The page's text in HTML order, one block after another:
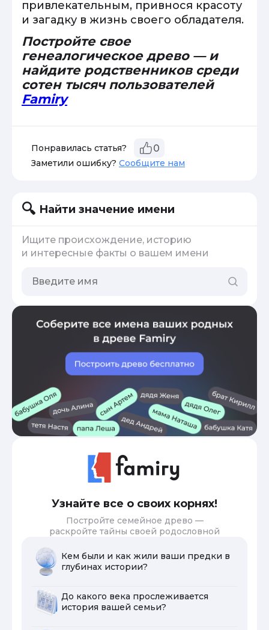
привлекательным, привнося красоту
и загадку в жизнь своего обладателя.
Постройте свое
генеалогическое древо — и
найдите родственников среди
сотен тысяч пользователей
Famiry
Понравилась статья? 0
Заметили ошибку? Сообщите нам
Найти значение имени
Ищите происхождение, историю
и интересные факты о вашем имени
Узнайте все о своих корнях!
Постройте семейное древо —
раскройте тайны своей родословной
Кем были и как жили ваши предки в
глубинах истории?
До какого века прослеживается
история вашей семьи?